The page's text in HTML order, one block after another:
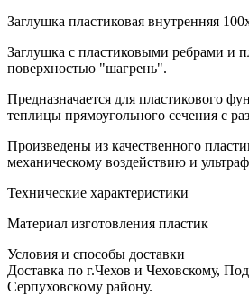
Заглушка пластиковая внутренняя
Заглушка c пластиковыми ребрами и
поверхностью "шагрень".
Предназначается для пластикового
теплицы прямоугольного сечения с
Произведены из качественного
механическому воздействию и
Технические характеристики
Материал изготовления пластик
Условия и способы доставки
Доставка по г.Чехов и Чеховскому,
Серпуховскому району.